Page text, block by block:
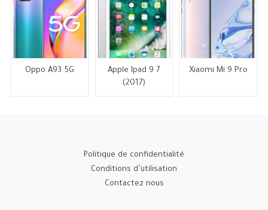
Oppo A93 5G
Apple Ipad 9 7
(2017)
Xiaomi Mi 9 Pro
Politique de confidentialité
Conditions d’utilisation
Contactez nous